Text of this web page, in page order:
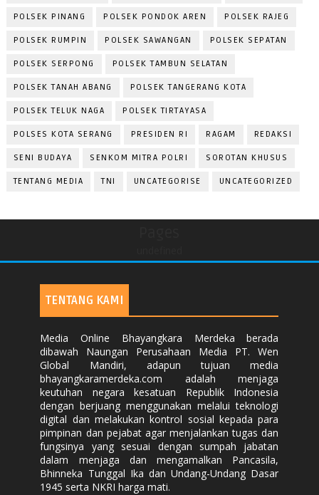
POLSEK PINANG POLSEK PONDOK AREN POLSEK RAJEG
POLSEK RUMPIN POLSEK SAWANGAN POLSEK SEPATAN
POLSEK SERPONG POLSEK TAMBUN SELATAN
POLSEK TANAH ABANG POLSEK TANGERANG KOTA
POLSEK TELUK NAGA POLSEK TIRTAYASA
POLSES KOTA SERANG PRESIDEN RI RAGAM REDAKSI
SENI BUDAYA SENKOM MITRA POLRI SOROTAN KHUSUS
TENTANG MEDIA TNI UNCATEGORISE UNCATEGORIZED
TENTANG KAMI
Media Online Bhayangkara Merdeka berada
dibawah Naungan Perusahaan Media PT. Wen
Global Mandiri, adapun tujuan media
bhayangkaramerdeka.com adalah menjaga
keutuhan negara kesatuan Republik Indonesia
dengan berjuang menggunakan melalui teknologi
digital dan melakukan kontrol sosial kepada para
pimpinan dan pejabat agar menjalankan tugas dan
fungsinya yang sesuai dengan sumpah jabatan
dalam menjaga dan mengamalkan Pancasila,
Bhinneka Tunggal Ika dan Undang-Undang Dasar
1945 serta NKRI harga mati.